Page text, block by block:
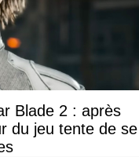
Blade 2 : après
du jeu tente de se